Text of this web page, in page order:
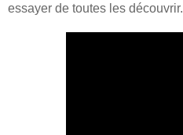
essayer de toutes les découvrir.